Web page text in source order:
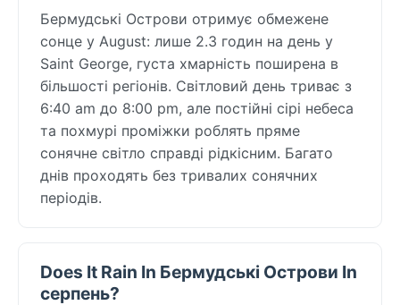
Бермудські Острови отримує обмежене
сонце у August: лише 2.3 годин на день у
Saint George, густа хмарність поширена в
більшості регіонів. Світловий день триває з
6:40 am до 8:00 pm, але постійні сірі небеса
та похмурі проміжки роблять пряме
сонячне світло справді рідкісним. Багато
днів проходять без тривалих сонячних
періодів.
Does It Rain In Бермудські Острови In
серпень?